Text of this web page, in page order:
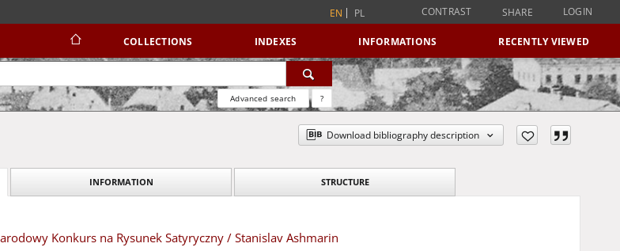
EN PL CONTRAST SHARE LOGIN
COLLECTIONS INDEXES INFORMATIONS RECENTLY VIEWED
Advanced search ?
Download bibliography description
INFORMATION STRUCTURE
Konkurs na Rysunek Satyryczny / Stanislav Ashmarin